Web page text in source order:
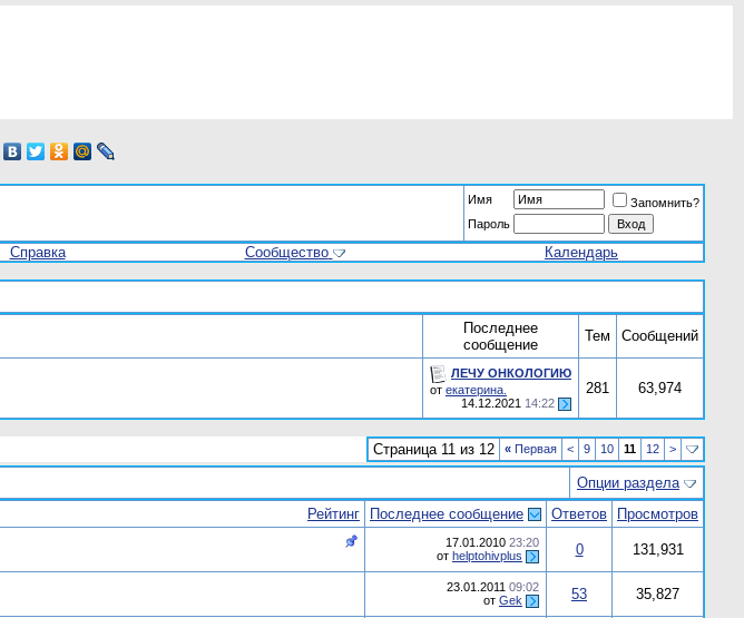
Имя
Запомнить?
Пароль
Справка Сообщество Календарь
Последнее
сообщение
Тем Сообщений
ЛЕЧУ ОНКОЛОГИЮ
от екатерина.
14.12.2021 14:22
281 63,974
Страница 11 из 12 « Первая < 9 10 11 12 >
Опции раздела
Рейтинг
Последнее сообщение Ответов
Просмотров
17.01.2010 23:20
от helptohivplus 0 131,931
23.01.2011 09:02
от Gek 53 35,827